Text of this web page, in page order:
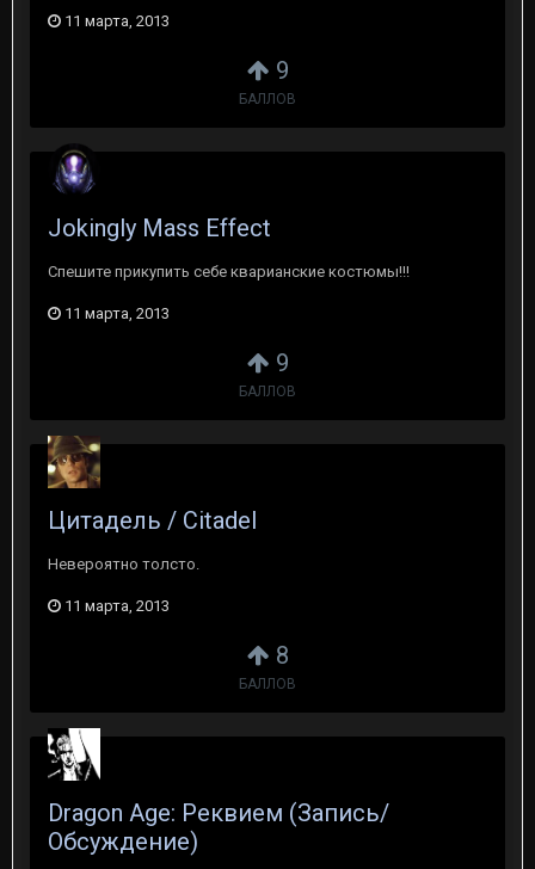
9
БАЛЛОВ
11 марта, 2013
9
БАЛЛОВ
Jokingly Mass Effect
Спешите прикупить себе кварианские костюмы!!!
11 марта, 2013
8
БАЛЛОВ
Цитадель / Citadel
Невероятно толсто.
11 марта, 2013
Dragon Age: Реквием (Запись/
Обсуждение)